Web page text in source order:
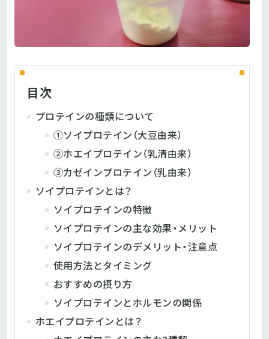
目次
プロテインの種類について
①ソイプロテイン（大豆由来）
②ホエイプロテイン（乳清由来）
③カゼインプロテイン（乳由来）
ソイプロテインとは？
ソイプロテインの特徴
ソイプロテインの主な効果・メリット
ソイプロテインのデメリット・注意点
使用方法とタイミング
おすすめの摂り方
ソイプロテインとホルモンの関係
ホエイプロテインとは？